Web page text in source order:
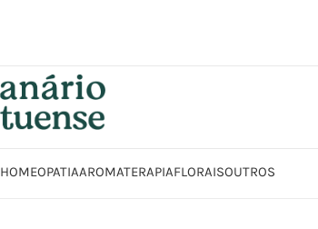
HOMEOPATIAAROMATERAPIAFLORAISOUTROS